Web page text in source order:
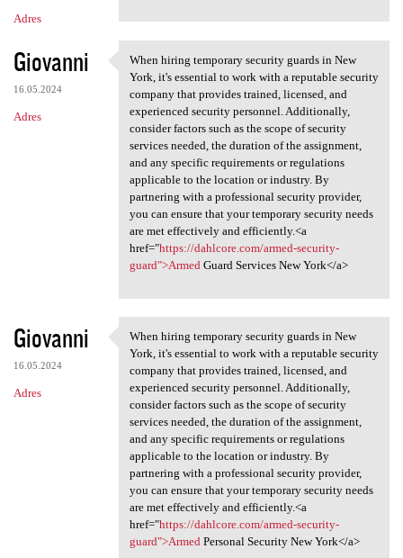
Adres
Giovanni
16.05.2024
Adres
When hiring temporary
When hiring temporary security guards in New
York, it's essential to work with a reputable security
company that provides trained, licensed, and
experienced security personnel. Additionally,
consider factors such as the scope of security
services needed, the duration of the assignment,
and any specific requirements or regulations
applicable to the location or industry. By
partnering with a professional security provider,
you can ensure that your temporary security needs
are met effectively and efficiently.<a
href="https://dahlcore.com/armed-security-
guard">ArmedGuard Services New York</a>
Giovanni
16.05.2024
Adres
When hiring temporary
When hiring temporary security guards in New
York, it's essential to work with a reputable security
company that provides trained, licensed, and
experienced security personnel. Additionally,
consider factors such as the scope of security
services needed, the duration of the assignment,
and any specific requirements or regulations
applicable to the location or industry. By
partnering with a professional security provider,
you can ensure that your temporary security needs
are met effectively and efficiently.<a
href="https://dahlcore.com/armed-security-
guard">Armed Personal Security New York</a>